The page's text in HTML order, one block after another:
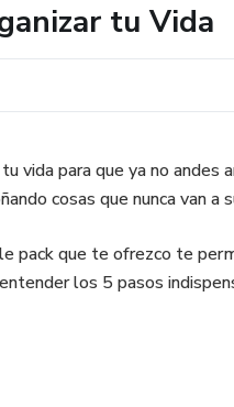
tu Vida
vida para que ya no
cosas que nunca van a
pack que te ofrezco te
los 5 pasos